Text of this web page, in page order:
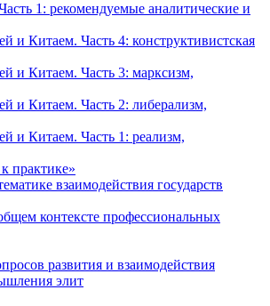
1: рекомендуемые аналитические и
и Китаем. Часть 4: конструктивистская
и Китаем. Часть 3: марксизм,
и Китаем. Часть 2: либерализм,
и Китаем. Часть 1: реализм,
практике»
взаимодействия государств
контексте профессиональных
развития и взаимодействия
элит